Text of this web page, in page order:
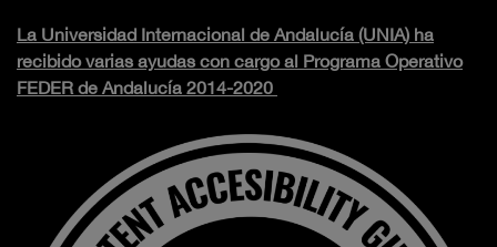
La Universidad Internacional de Andalucía (UNIA) ha
recibido varias ayudas con cargo al Programa Operativo
FEDER de Andalucía 2014-2020